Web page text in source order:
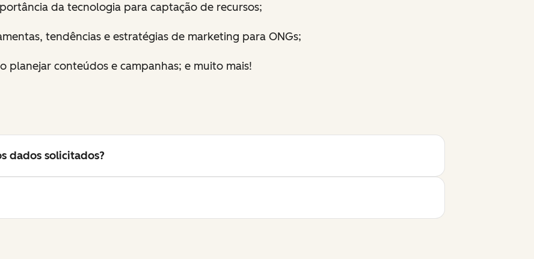
da tecnologia para captação de recursos;
tendências e estratégias de marketing para ONGs;
planejar conteúdos e campanhas; e muito mais!
dados solicitados?